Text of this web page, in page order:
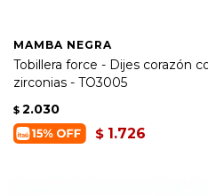
MAMBA NEGRA
Tobillera force - Dijes corazón
zirconias - TO3005
$ 2.030
$ 1.726